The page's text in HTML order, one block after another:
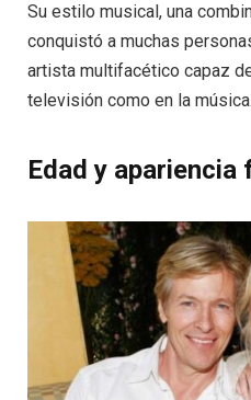
Su estilo musical, una
conquistó a muchas
artista multifacético capaz
televisión como en la música.
Edad y apariencia